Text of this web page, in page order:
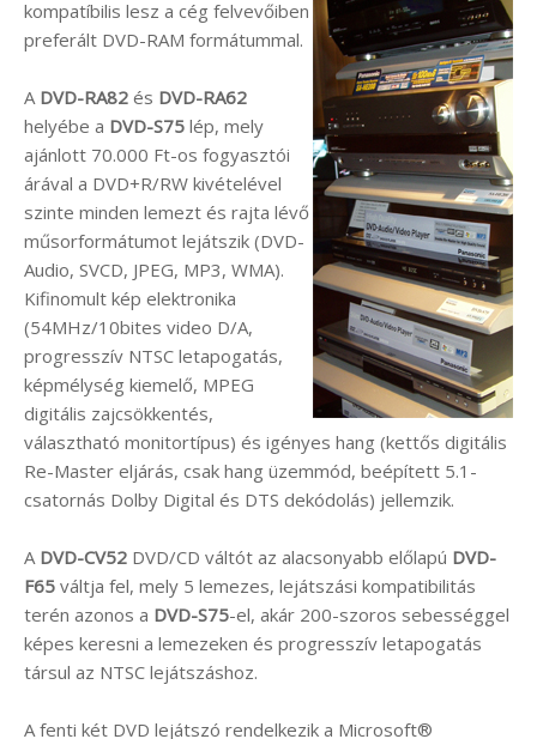
kompatíbilis lesz a cég felvevőiben
preferált DVD-RAM formátummal.
A DVD-RA82 és DVD-RA62
helyébe a DVD-S75 lép, mely
ajánlott 70.000 Ft-os fogyasztói
árával a DVD+R/RW kivételével
szinte minden lemezt és rajta lévő
műsorformátumot lejátszik (DVD-
Audio, SVCD, JPEG, MP3, WMA).
Kifinomult kép elektronika
(54MHz/10bites video D/A,
progresszív NTSC letapogatás,
képmélység kiemelő, MPEG
digitális zajcsökkentés,
választható monitortípus) és igényes hang (kettős digitális
Re-Master eljárás, csak hang üzemmód, beépített 5.1-
csatornás Dolby Digital és DTS dekódolás) jellemzik.
A DVD-CV52 DVD/CD váltót az alacsonyabb előlapú DVD-
F65 váltja fel, mely 5 lemezes, lejátszási kompatibilitás
terén azonos a DVD-S75-el, akár 200-szoros sebességgel
képes keresni a lemezeken és progresszív letapogatás
társul az NTSC lejátszáshoz.
A fenti két DVD lejátszó rendelkezik a Microsoft®